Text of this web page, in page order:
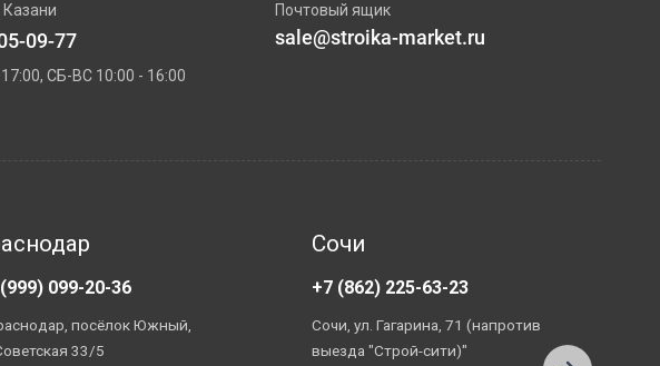
09-77
СБ-ВС 10:00 - 16:00
Почтовый ящик
sale@stroika-market.ru
099-20-36
посёлок Южный,
33/5
Сочи
+7 (862) 225-63-23
Сочи, ул. Гагарина, 71 (напротив
выезда "Строй-сити)"